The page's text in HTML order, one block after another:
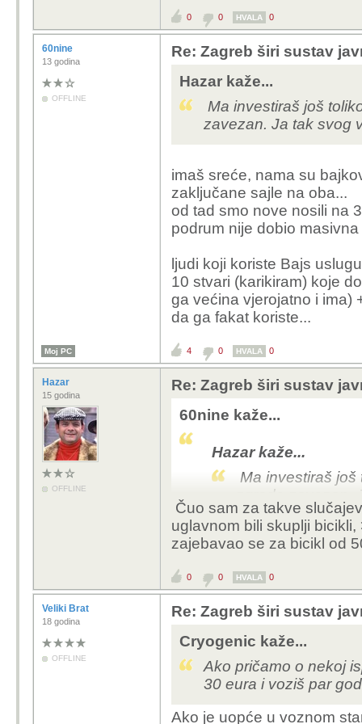
gradu - pogotovo
0 0 HVALA 0
60nine
13 godina
OFFLINE
Re: Zagreb širi sustav
Hazar kaže...
Ma investiraš još
zavezan. Ja tak svog
imaš sreće, nama su
zaključane sajle na oba...
od tad smo nove nosili na
podrum nije dobio
ljudi koji koriste Bajs
10 stvari (karikiram) koje
ga većina vjerojatno i ima)
da ga fakat koriste...
Moj PC 4 0 HVALA 0
Hazar
15 godina
OFFLINE
Re: Zagreb širi sustav
60nine kaže...
Hazar kaže...
Ma investiraš još
zgrade
imaš sreće, nama su
od tad smo nove
dok nam podrum nije
bravom...
ljudi koji koriste Bajs
ekstra 10 stvari
bicikla (iako ga većina
stvar i vidim\čujem da
Čuo sam za takve
uglavnom bili skuplji
zajebavao se za bicikl od
0 0 HVALA 0
Veliki Brat
18 godina
OFFLINE
Re: Zagreb širi sustav
Cryogenic kaže...
Ako pričamo o nekoj
30 eura i voziš par
Ako je uopće u voznom